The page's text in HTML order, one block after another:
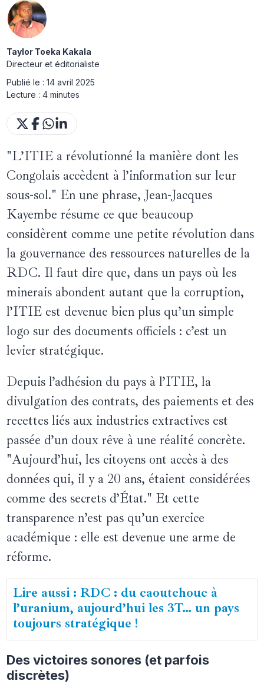
Taylor Toeka Kakala
Directeur et éditorialiste
Publié le :14 avril 2025
Lecture :4 minutes
"L’ITIE a révolutionné la manière dont les
Congolais accèdent à l’information sur leur
sous-sol." En une phrase, Jean-Jacques
Kayembe résume ce que beaucoup
considèrent comme une petite révolution dans
la gouvernance des ressources naturelles de la
RDC. Il faut dire que, dans un pays où les
minerais abondent autant que la corruption,
l’ITIE est devenue bien plus qu’un simple
logo sur des documents officiels : c’est un
levier stratégique.
Depuis l’adhésion du pays à l’ITIE, la
divulgation des contrats, des paiements et des
recettes liés aux industries extractives est
passée d’un doux rêve à une réalité concrète.
"Aujourd’hui, les citoyens ont accès à des
données qui, il y a 20 ans, étaient considérées
comme des secrets d’État." Et cette
transparence n’est pas qu’un exercice
académique : elle est devenue une arme de
réforme.
Lire aussi : RDC : du caoutchouc à
l’uranium, aujourd’hui les 3T… un pays
toujours stratégique !
Des victoires sonores (et parfois
discrètes)